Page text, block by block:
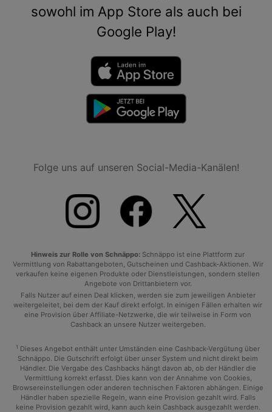
sowohl im App Store als auch bei
Google Play!
Folge uns auf unseren Social-Media-Kanälen!
Hinweis zur Rolle von Schnäppo: Schnäppo ist eine Plattform zur
Vermittlung von Rabattangeboten, Gutscheinen und Cashback-Aktionen. Wir
verkaufen keine eigenen Produkte oder Dienstleistungen, sondern stellen
Angebote von Drittanbietern vor.
Falls Nutzer auf einen Deal klicken, werden sie zum jeweiligen Anbieter
weitergeleitet, bei dem der Kauf direkt erfolgt. In einigen Fällen erhalten wir
eine Provision über Affiliate-Netzwerke, die wir teilweise in Form von
Cashback an unsere Nutzer weitergeben.
1 Dieses Angebot enthält unter Umständen eine Cashback-Vergütung über
Schnäppo. Die Gutschrift erfolgt über unser System und nicht direkt beim
Händler. Die Vergabe des Cashbacks hängt davon ab, ob der Händler die
Vermittlung korrekt erfasst. Dies kann von der Annahme von Cookies,
Browsereinstellungen oder anderen technischen Faktoren abhängen. Einige
Händler haben spezielle Regeln, wann eine Provision gezahlt wird. Falls
keine Provision gezahlt wird, kann auch kein Cashback ausgezahlt werden.